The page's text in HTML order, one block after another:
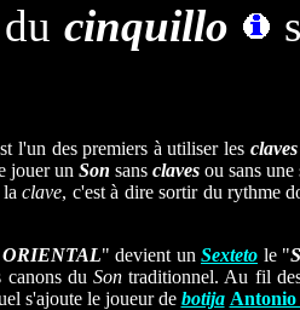
cinquillo
l'un des premiers à utiliser les claves
jouer un Son sans clavesou sans une
laclave, c'est à dire sortir du rythme
" devient un Sexteto le "
canons du Sontraditionnel. Au fil des
s'ajoute le joueur de botija